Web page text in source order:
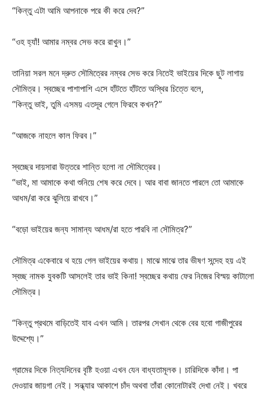
“কিন্তু এটা আমি আপনাকে পরে কী করে দেব?”
“ওহ হ্যাঁ! আমার নম্বর সেভ করে রাখুন।”
তানিয়া সরল মনে দ্রুত সৌমিত্রের নম্বর সেভ করে নিতেই ভাইয়ের দিকে ছুট লাগায়
সৌমিত্র। স্বচ্ছের পাশাপাশি এসে হাঁটতে হাঁটতে অস্থির চিত্তে বলে,
“কিন্তু ভাই, তুমি এসময় এতদূর গেলে ফিরবে কখন?”
“আজকে নাহলে কাল ফিরব।”
স্বচ্ছের দায়সারা উত্তরে শান্তি হলো না সৌমিত্রের।
“ভাই, মা আমাকে কথা শুনিয়ে শেষ করে দেবে। আর বাবা জানতে পারলে তো আমাকে
আধম/রা করে ঝুলিয়ে রাখবে।”
“বড়ো ভাইয়ের জন্য সামান্য আধম/রা হতে পারবি না সৌমিত্র?”
সৌমিত্র একেবারে থ হয়ে গেল ভাইয়ের কথায়। মাঝে মাঝে তার ভীষণ সন্দেহ হয় এই
স্বচ্ছ নামক যুবকটি আসলেই তার ভাই কিনা! স্বচ্ছের কথায় ফের নিজের বিস্ময় কাটালো
সৌমিত্র।
“কিন্তু প্রথমে বাড়িতেই যাব এখন আমি। তারপর সেখান থেকে বের হবো গাজীপুরের
উদ্দেশ্যে।”
গ্রামের দিকে নিত্যদিনের বৃষ্টি হওয়া এখন যেন বাধ্যতামূলক। চারিদিকে কাঁদা। পা
দেওয়ার জায়গা নেই। সন্ধ্যার আকাশে চাঁদ অথবা তাঁরা কোনোটারই দেখা নেই। খবরে